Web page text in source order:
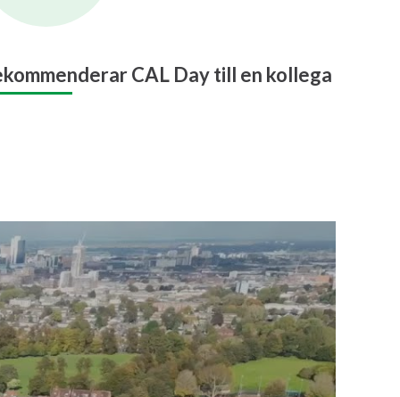
CAL Day till en kollega